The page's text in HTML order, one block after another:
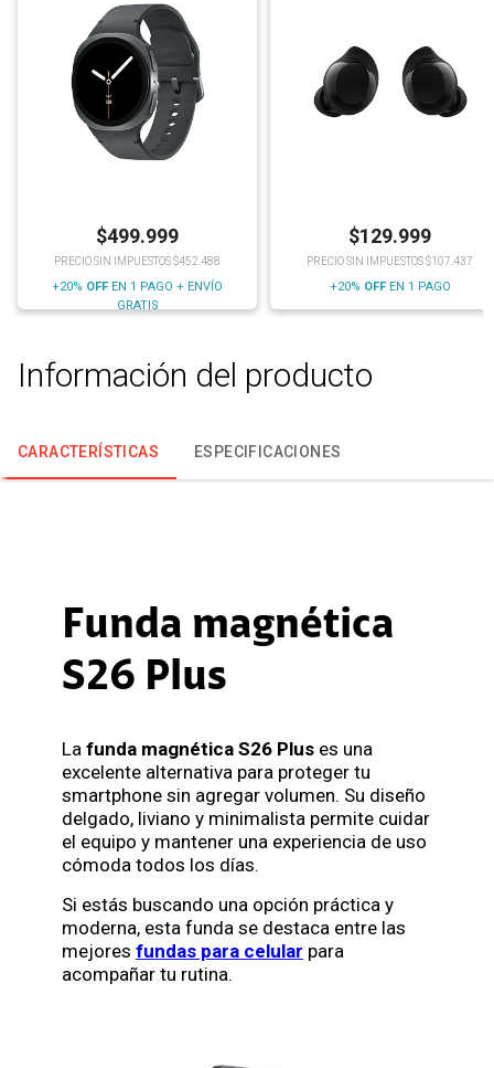
$499.999
PRECIO SIN IMPUESTOS $452.488
+20% OFF EN 1 PAGO + ENVÍO
GRATIS
$129.999
PRECIO SIN IMPUESTOS $107.437
+20% OFFEN 1 PAGO
Información del producto
CARACTERÍSTICAS ESPECIFICACIONES
Funda magnética
S26 Plus
La funda magnética S26 Plus es una
excelente alternativa para proteger tu
smartphone sin agregar volumen. Su diseño
delgado, liviano y minimalista permite cuidar
el equipo y mantener una experiencia de uso
cómoda todos los días.
Si estás buscando una opción práctica y
moderna, esta funda se destaca entre las
mejores fundas para celular para
acompañar tu rutina.